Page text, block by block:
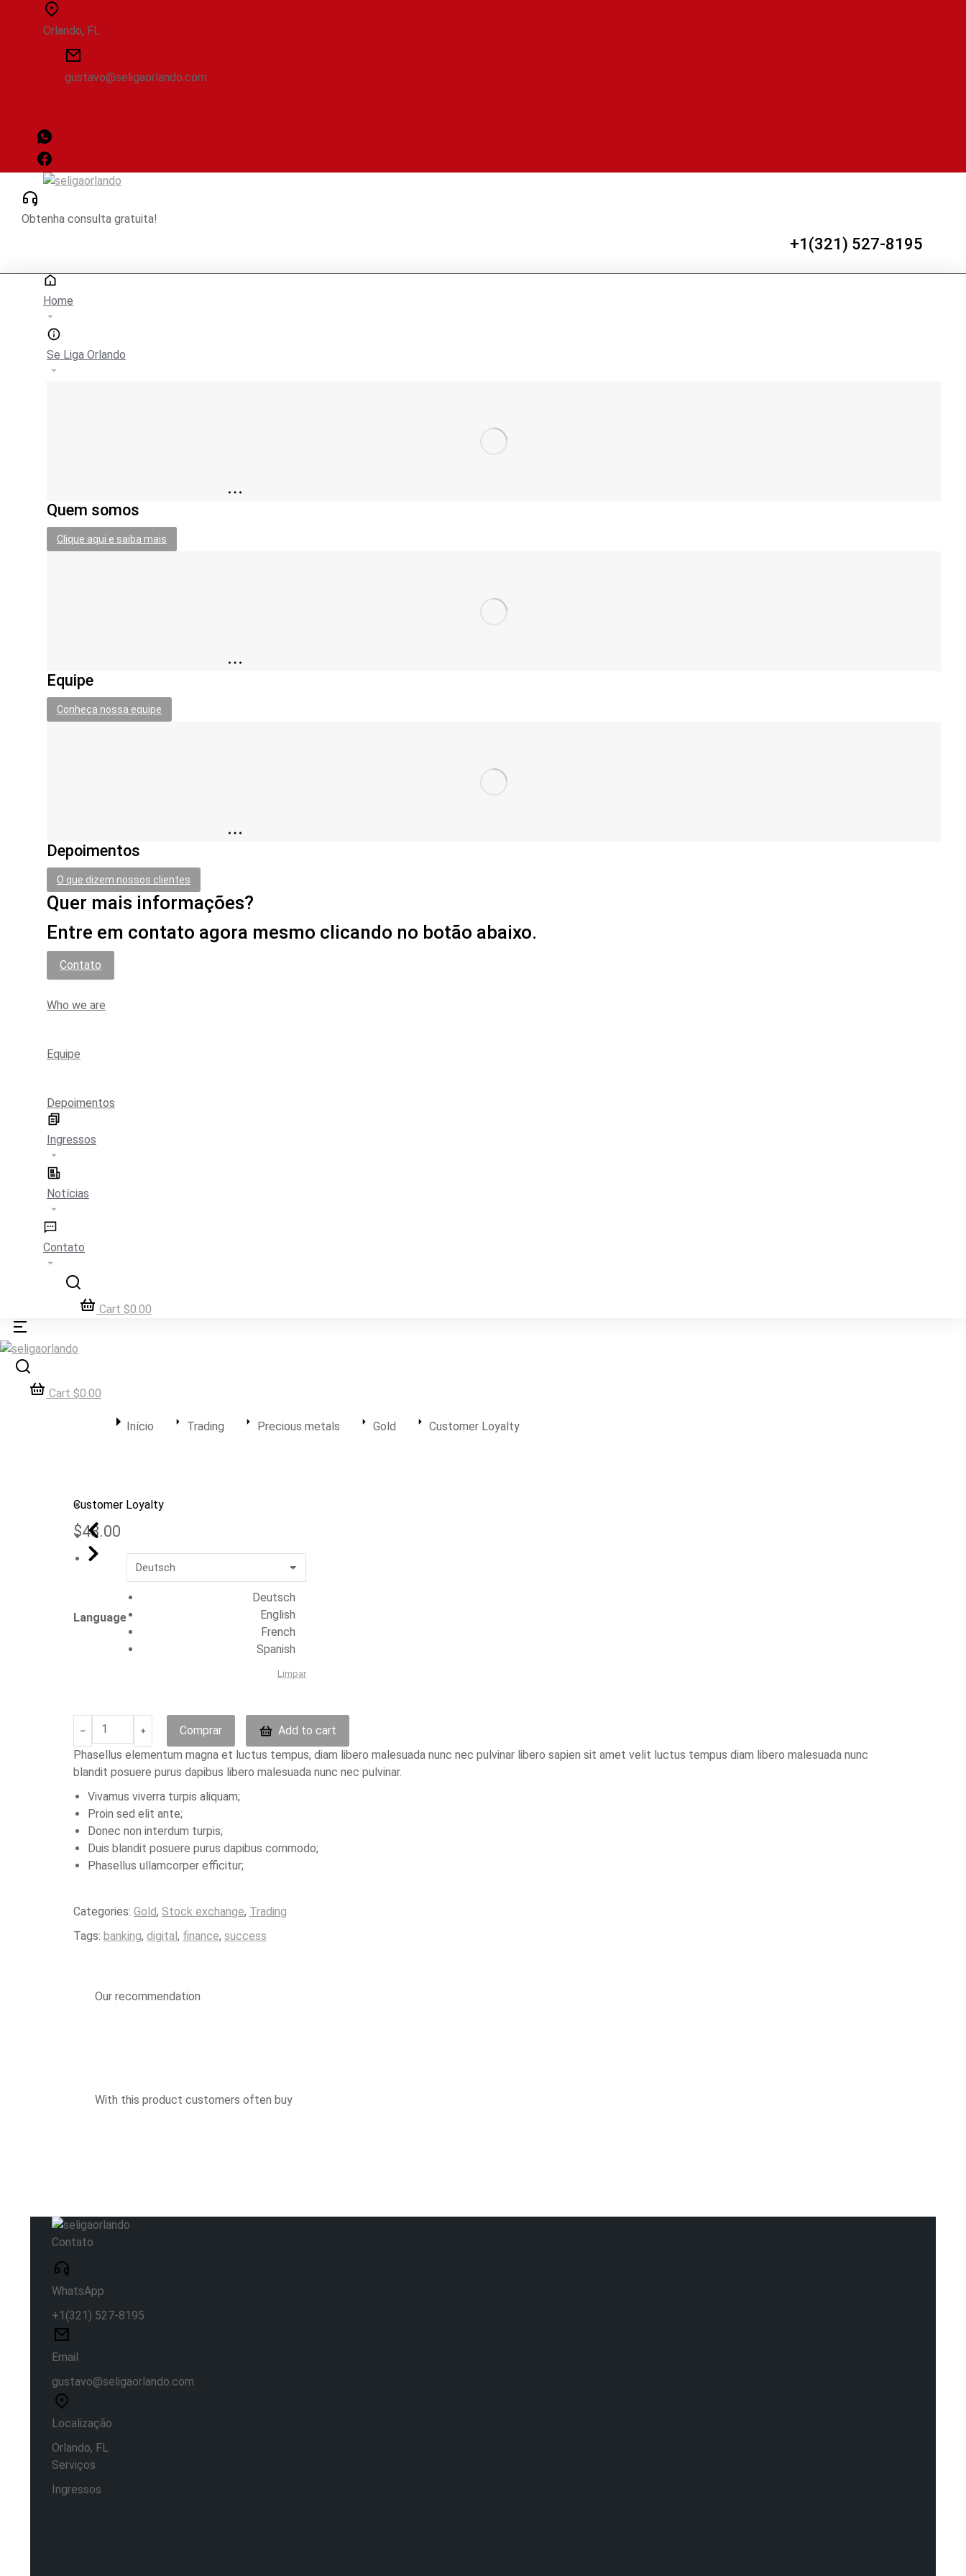
Orlando, FL
gustavo@seligaorlando.com
Obtenha consulta gratuita!
+1(321) 527-8195
Home
Se Liga Orlando
Quem somos
Clique aqui e saiba mais
Equipe
Conheça nossa equipe
Depoimentos
O que dizem nossos clientes
Quer mais informações?
Entre em contato agora mesmo clicando no botão abaixo.
Contato
Who we are
Equipe
Depoimentos
Ingressos
Notícias
Contato
Cart $0.00
Cart $0.00
Você está aqui:
Início Trading Precious metals Gold Customer Loyalty
Customer Loyalty
$48.00
Language
Deutsch
English
French
Spanish
Limpar
Customer
Loyalty
quantidade
﹣ ﹢ Comprar
Add to cart
Phasellus elementum magna et luctus tempus, diam libero malesuada nunc nec pulvinar libero sapien sit amet velit luctus tempus diam libero malesuada nunc
blandit posuere purus dapibus libero malesuada nunc nec pulvinar.
Vivamus viverra turpis aliquam;
Proin sed elit ante;
Donec non interdum turpis;
Duis blandit posuere purus dapibus commodo;
Phasellus ullamcorper efficitur;
Categories: Gold, Stock exchange, Trading
Tags: banking, digital, finance, success
Our recommendation
With this product customers often buy
Contato
WhatsApp
+1(321) 527-8195
Email
gustavo@seligaorlando.com
Localização
Orlando, FL
Serviços
Ingressos